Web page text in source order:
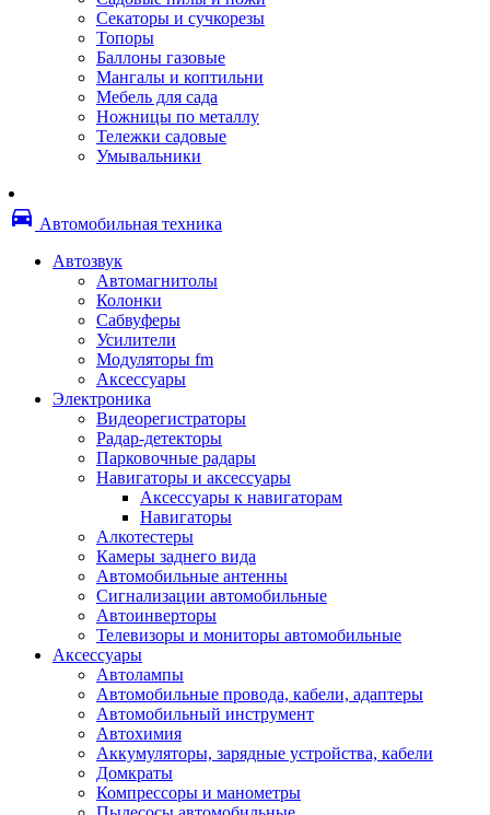
Для лазерных устройств печати
Матричные картриджи
Опции
Струйные картриджи
Термопленки
Картриджи лазерные, тонер-картриджи
Лазерные оригинальные
Снпч
Струйные оригинальные
Материалы для переплета
Запчасти и другие расходные материалы
Автоподатчики
Блоки лазера
(памперс)
Валы переноса заряда/магнитные валы
Валы резиновые/тефлоновые
Втулки/подшипники/бушинги
Девелоперы
Дозирущие лезвия
Другие зип
Кабели
Крышки
Лампы
Лотки, кассеты
Моторы/двигатели/редукторы
Платы форматирования
Ракели
Ролики/наборы роликов/насадки
Сервисные наборы
Смазки
Секаторы и сучкорезы
Топоры
Баллоны газовые
Мангалы и коптильни
Мебель для сада
Ножницы по металлу
Тележки садовые
Умывальники
directions_car Автомобильная техника
Автозвук
Автомагнитолы
Колонки
Сабвуферы
Усилители
Модуляторы fm
Аксессуары
Электроника
Видеорегистраторы
Радар-детекторы
Парковочные радары
Навигаторы и аксессуары
Аксессуары к навигаторам
Навигаторы
Алкотестеры
Камеры заднего вида
Автомобильные антенны
Сигнализации автомобильные
Автоинверторы
Телевизоры и мониторы автомобильные
Аксессуары
Автолампы
Автомобильные провода, кабели, адаптеры
Автомобильный инструмент
Автохимия
Аккумуляторы, зарядные устройства, кабели
Домкраты
Компрессоры и манометры